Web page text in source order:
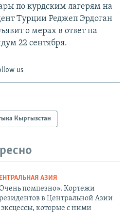
по курдским лагерям на
Турции Реджеп Эрдоган
о мерах в ответ на
22 сентября.
us
Кыргызстан
АЗИЯ
помпезно». Кортежи
в Центральной Азии
которые с ними